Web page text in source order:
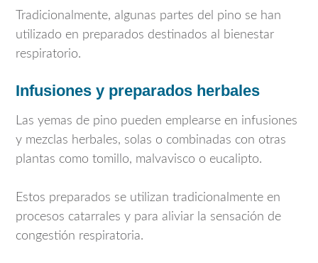
Tradicionalmente, algunas partes del pino se han
utilizado en preparados destinados al bienestar
respiratorio.
Infusiones y preparados herbales
Las yemas de pino pueden emplearse en infusiones
y mezclas herbales, solas o combinadas con otras
plantas como tomillo, malvavisco o eucalipto.
Estos preparados se utilizan tradicionalmente en
procesos catarrales y para aliviar la sensación de
congestión respiratoria.